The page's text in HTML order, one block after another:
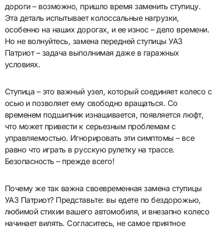
дороги – возможно, пришло время заменить ступицу.
Эта деталь испытывает колоссальные нагрузки,
особенно на наших дорогах, и ее износ – дело времени.
Но не волнуйтесь, замена передней ступицы УАЗ
Патриот – задача выполнимая даже в гаражных
условиях.
Ступица – это важный узел, который соединяет колесо с
осью и позволяет ему свободно вращаться. Со
временем подшипник изнашивается, появляется люфт,
что может привести к серьезным проблемам с
управляемостью. Игнорировать эти симптомы – все
равно что играть в русскую рулетку на трассе.
Безопасность – прежде всего!
Почему же так важна своевременная замена ступицы
УАЗ Патриот? Представьте: вы едете по бездорожью,
любимой стихии вашего автомобиля, и внезапно колесо
начинает вилять. Согласитесь, не самое приятное